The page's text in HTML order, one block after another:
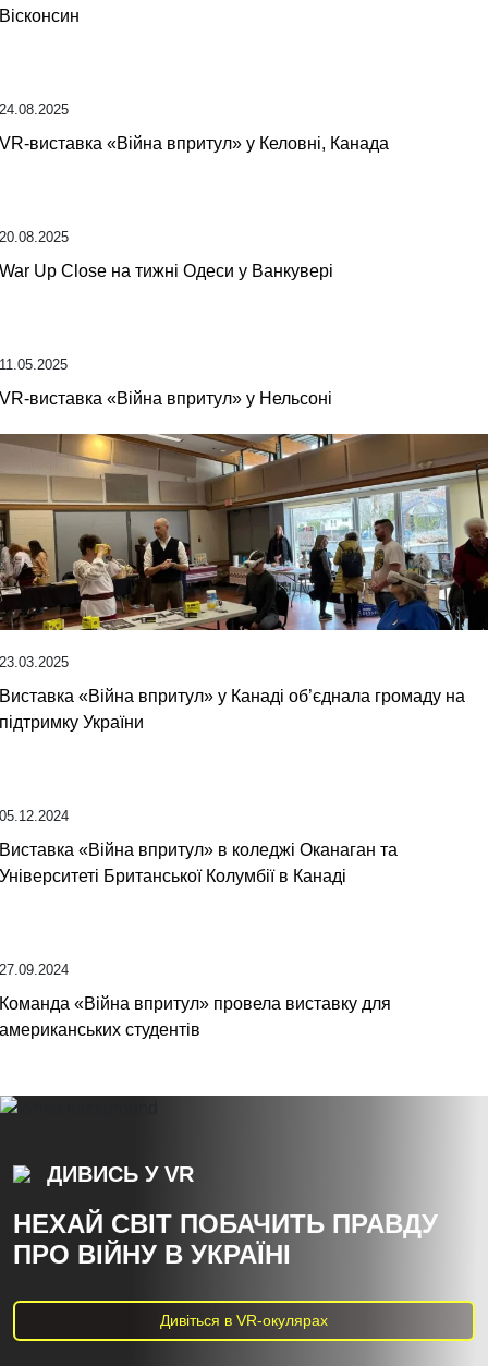
Вісконсин
24.08.2025
VR-виставка «Війна впритул» у Келовні, Канада
20.08.2025
War Up Close на тижні Одеси у Ванкувері
11.05.2025
VR-виставка «Війна впритул» у Нельсоні
23.03.2025
Виставка «Війна впритул» у Канаді об’єднала громаду на
підтримку України
05.12.2024
Виставка «Війна впритул» в коледжі Оканаган та
Університеті Британської Колумбії в Канаді
27.09.2024
Команда «Війна впритул» провела виставку для
американських студентів
ДИВИСЬ У VR
НЕХАЙ СВІТ ПОБАЧИТЬ ПРАВДУ
ПРО ВІЙНУ В УКРАЇНІ
Дивіться в VR-окулярах